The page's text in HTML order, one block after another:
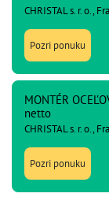
CHRISTAL s. r. o.,
Pozri ponuku
MONTÉR
netto
CHRISTAL s. r. o.,
Pozri ponuku